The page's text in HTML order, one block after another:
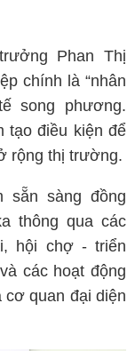
Phan Thị
chính là “nhân
song phương.
tạo điều kiện để
rộng thị trường.
sẵn sàng đồng
thông qua các
hội chợ - triển
các hoạt động
cơ quan đại diện